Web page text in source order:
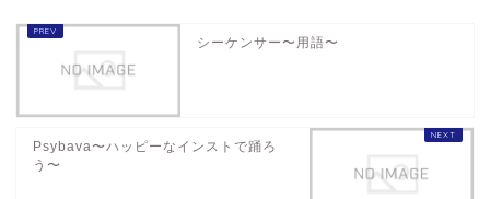
シーケンサー〜用語〜
Psybava〜ハッピーなインストで踊ろ
う〜